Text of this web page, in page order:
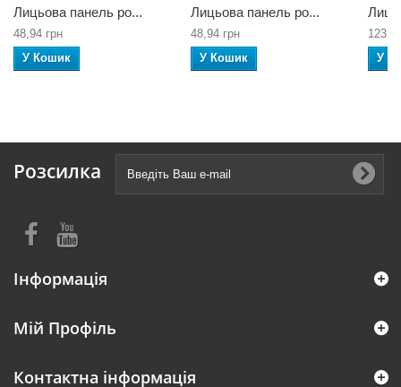
Лицьова панель ро...
48,94 грн
У Кошик
Лицьова панель ро...
48,94 грн
У Кошик
У
Розсилка
Інформація
Мій Профіль
Контактна інформація